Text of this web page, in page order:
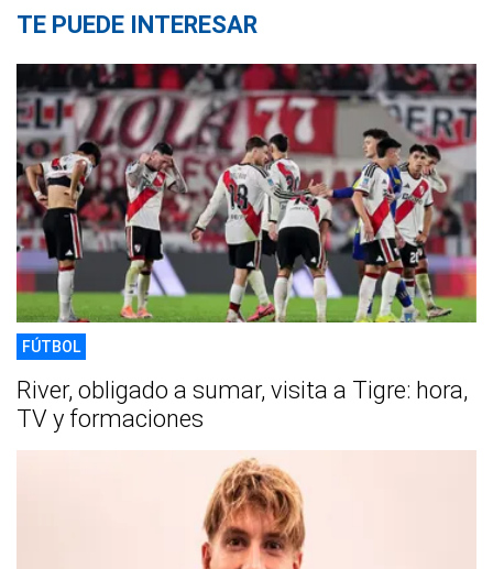
TE PUEDE INTERESAR
FÚTBOL
River, obligado a sumar, visita a Tigre: hora,
TV y formaciones